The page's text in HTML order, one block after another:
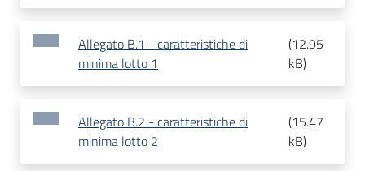
Allegato B.1 - caratteristiche di
minima lotto 1
(12.95
kB)
Allegato B.2 - caratteristiche di
minima lotto 2
(15.47
kB)